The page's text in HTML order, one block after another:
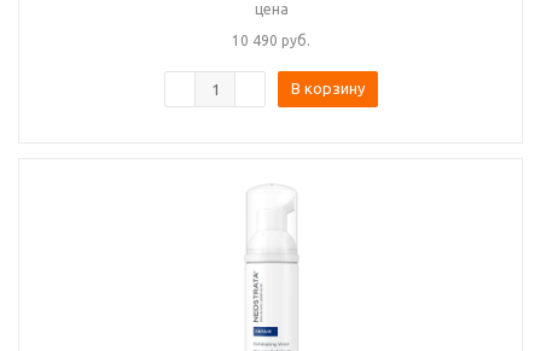
цена
10 490 руб.
В корзину